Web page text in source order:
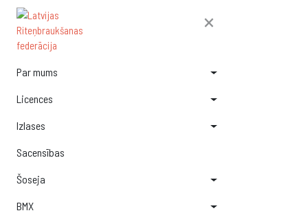
×
Par mums
Licences
Izlases
Sacensības
Šoseja
BMX